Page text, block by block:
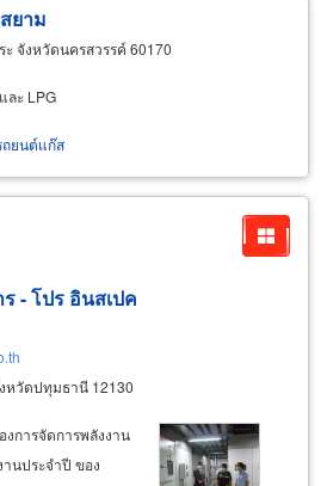
ยาม
จังหวัดนครสวรรค์ 60170
ละ LPG
ถยนต์แก๊ส
- โปร อินสเปค
หวัดปทุมธานี 12130
การจัดการพลังงาน
นประจำปี ของ